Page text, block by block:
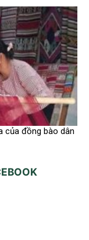
của đồng bào dân